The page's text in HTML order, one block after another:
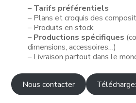
– Tarifs préférentiels
– Plans et croquis des
– Produits en stock
– Productions spécifiques
dimensions, accessoires…)
– Livraison partout dans le
Nous contacter